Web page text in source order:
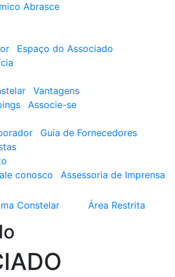
Abrasce
Espaço do Associado
Vantagens
Associe-se
Guia de Fornecedores
conosco
Assessoria de Imprensa
Constelar Área Restrita